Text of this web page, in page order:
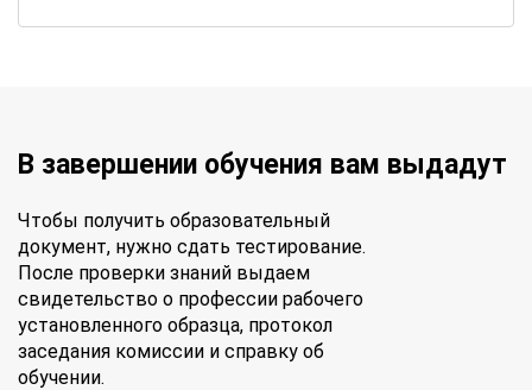
В завершении обучения вам выдадут
Чтобы получить образовательный
документ, нужно сдать тестирование.
После проверки знаний выдаем
свидетельство о профессии рабочего
установленного образца, протокол
заседания комиссии и справку об
обучении.